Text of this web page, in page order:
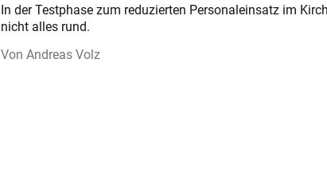
In der Testphase zum reduzierten Personaleinsatz im
nicht alles rund.
Andreas Volz